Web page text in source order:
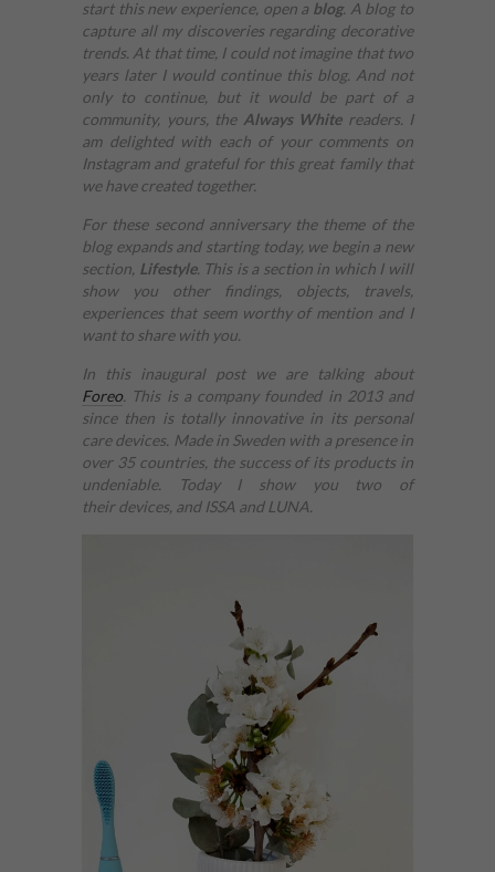
start this new experience, open a blog. A blog to
capture all my discoveries regarding decorative
trends. At that time, I could not imagine that two
years later I would continue this blog. And not
only to continue, but it would be part of a
community, yours, the Always Whitereaders. I
am delighted with each of your comments on
Instagram and grateful for this great family that
we have created together.
For these second anniversary the theme of the
blog expands and starting today, we begin a new
section, Lifestyle. This is a section in which I will
show you other findings, objects, travels,
experiences that seem worthy of mention and I
want to share with you.
In this inaugural post we are talking about
Foreo. This is a company founded in 2013 and
since then is totally innovative in its personal
care devices. Made in Sweden with a presence in
over 35 countries, the success of its products in
undeniable. Today I show you two of
their devices, and ISSA and LUNA.